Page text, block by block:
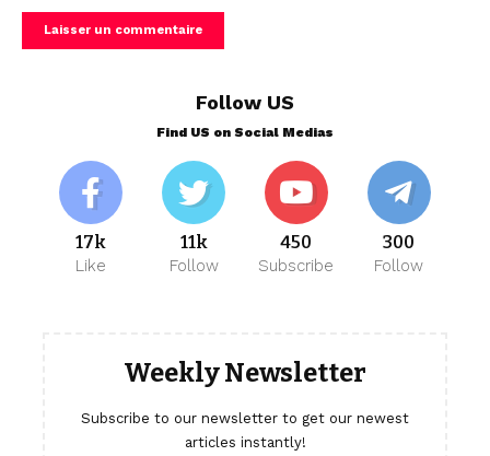
Follow US
Find US on Social Medias
17k
Like
11k
Follow
450
Subscribe
300
Follow
Weekly Newsletter
Subscribe to our newsletter to get our newest
articles instantly!